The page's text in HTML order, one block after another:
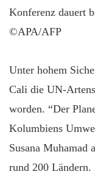
Konferenz dauert
©APA/AFP
Unter hohem
Cali die UN-
worden. “Der
Kolumbiens
Susana Muhamad
rund 200